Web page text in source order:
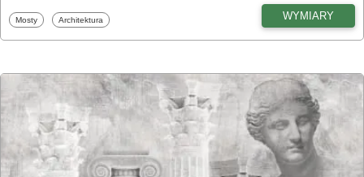
Fototapety
Mosty Fototapety
Architektura WYMIARY